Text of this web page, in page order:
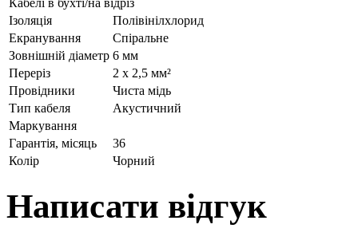
Ізоляція
Полівінілхлорид
Екранування
Спіральне
Зовнішній діаметр 6 мм
Переріз
2 x 2,5 мм²
Провідники
Чиста мідь
Тип кабеля
Акустичний
Маркування
Гарантія, місяць
36
Колір
Чорний
Написати відгук